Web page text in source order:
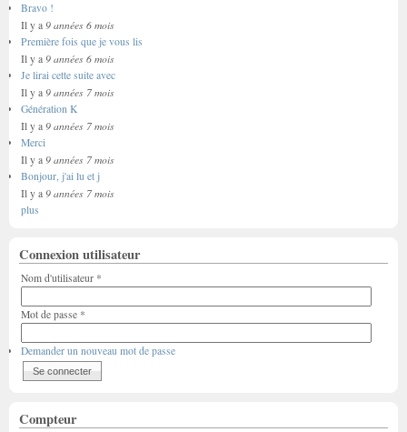
Bravo !
Il y a 9 années 6 mois
Première fois que je vous lis
Il y a 9 années 6 mois
Je lirai cette suite avec
Il y a 9 années 7 mois
Génération K
Il y a 9 années 7 mois
Merci
Il y a 9 années 7 mois
Bonjour, j'ai lu et j
Il y a 9 années 7 mois
plus
Connexion utilisateur
Nom d'utilisateur *
Mot de passe *
Demander un nouveau mot de passe
Compteur